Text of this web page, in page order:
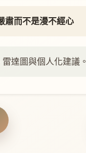
肅而不是漫不經心
達圖與個人化建議。